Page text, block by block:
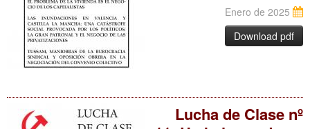
Download pdf
Lucha de Clase nº